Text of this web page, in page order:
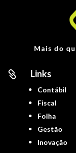
Mais do
 Links
Contábil
Fiscal
Folha
Gestão
Inovação